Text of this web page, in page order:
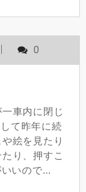
0
車内に閉じ
て昨年に続
絵を見たり
り、押すこ
いいので…